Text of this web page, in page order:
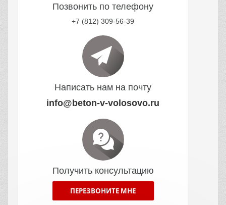
Позвонить по телефону
+7 (812) 309-56-39
Написать нам на почту
info@beton-v-volosovo.ru
Получить консультацию
ПЕРЕЗВОНИТЕ МНЕ